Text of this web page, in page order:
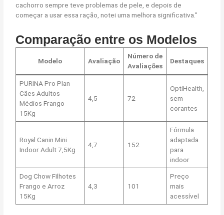
cachorro sempre teve problemas de pele, e depois de
começar a usar essa ração, notei uma melhora significativa.”
Comparação entre os Modelos
Modelo Avaliação
Número de
Avaliações
Destaques
PURINA Pro Plan
Cães Adultos
Médios Frango
15Kg
4,5 72
OptiHealth,
sem
corantes
Royal Canin Mini
Indoor Adult 7,5Kg
4,7 152
Fórmula
adaptada
para
indoor
Dog Chow Filhotes
Frango e Arroz
15Kg
4,3 101
Preço
mais
acessível